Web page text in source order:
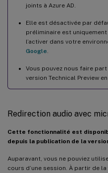
joints à Azure AD.
Elle est désactivée par
préliminaire est
l’activer dans votre
Google
Vous pouvez nous faire
version Technical Preview
Redirection audio avec
Cette fonctionnalité est
depuis la publication de la
Auparavant, vous ne pouviez
cours d’une session. À partir de